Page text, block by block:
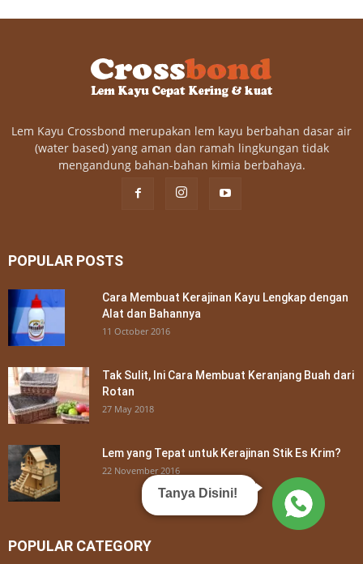
Lem Kayu Crossbond merupakan lem kayu berbahan dasar air
(water based) yang aman dan ramah lingkungan tidak
mengandung bahan-bahan kimia berbahaya.
POPULAR POSTS
Cara Membuat Kerajinan Kayu Lengkap dengan
Alat dan Bahannya
11 October 2016
Tak Sulit, Ini Cara Membuat Keranjang Buah dari
Rotan
27 May 2018
Lem yang Tepat untuk Kerajinan Stik Es Krim?
22 November 2016
POPULAR CATEGORY
Tanya Disini!